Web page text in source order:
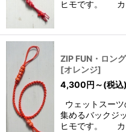
ヒモです。 カ
ZIP FUN・ロン
[オレンジ]
4,300円 ～(税込)
ウェットスー
集めるバックジ
ヒモです。 カ